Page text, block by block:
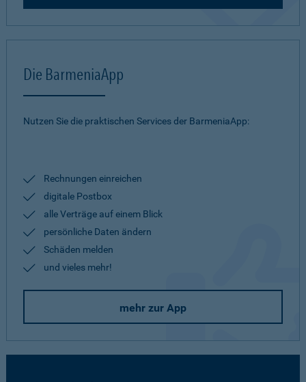
Die BarmeniaApp
Nutzen Sie die praktischen Services der BarmeniaApp:
Rechnungen einreichen
digitale Postbox
alle Verträge auf einem Blick
persönliche Daten ändern
Schäden melden
und vieles mehr!
mehr zur App